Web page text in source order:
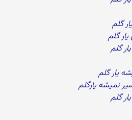
گلم
گلم
گلم
یار گلم
نمی­شه یارگلم
گلم